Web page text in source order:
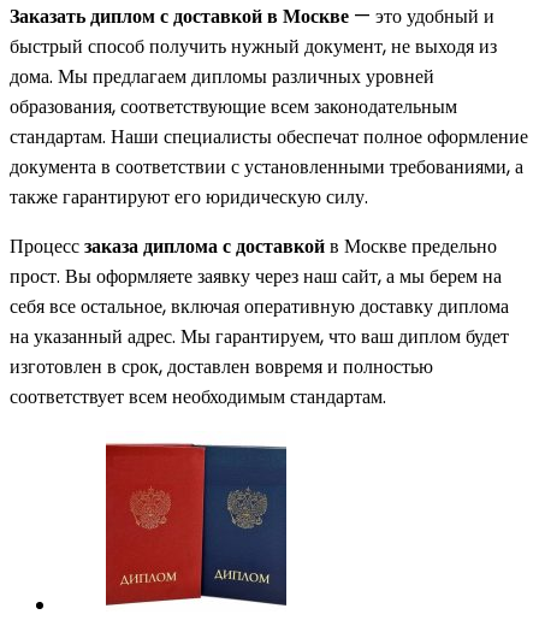
Заказать диплом с доставкой в Москве — это удобный и
быстрый способ получить нужный документ, не выходя из
дома. Мы предлагаем дипломы различных уровней
образования, соответствующие всем законодательным
стандартам. Наши специалисты обеспечат полное оформление
документа в соответствии с установленными требованиями, а
также гарантируют его юридическую силу.
Процессзаказа диплома с доставкойв Москве предельно
прост. Вы оформляете заявку через наш сайт, а мы берем на
себя все остальное, включая оперативную доставку диплома
на указанный адрес. Мы гарантируем, что ваш диплом будет
изготовлен в срок, доставлен вовремя и полностью
соответствует всем необходимым стандартам.